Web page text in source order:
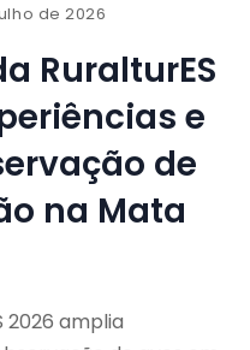
de 2026
RuralturES
e
de
na Mata
2026 amplia